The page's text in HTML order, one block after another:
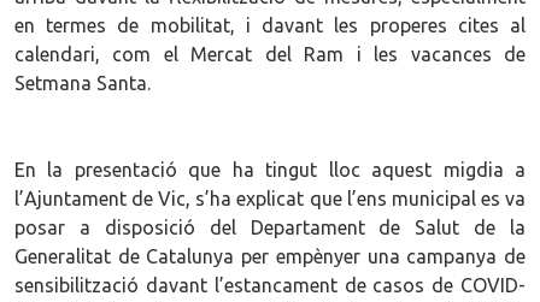
en termes de mobilitat, i davant les properes cites al
calendari, com el Mercat del Ram i les vacances de
Setmana Santa.
En la presentació que ha tingut lloc aquest migdia a
l’Ajuntament de Vic, s’ha explicat que l’ens municipal es va
posar a disposició del Departament de Salut de la
Generalitat de Catalunya per empènyer una campanya de
sensibilització davant l’estancament de casos de COVID-